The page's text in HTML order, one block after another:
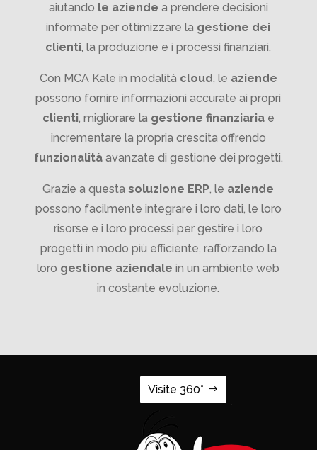
aiutando le aziende a prendere decisioni
informate per ottimizzare la gestione dei
clienti, la produzione e i processi finanziari.
Con MCA Kale in modalità cloud, le aziende
possono fornire informazioni accurate ai propri
clienti, migliorare la gestione finanziariae
incrementare la propria crescita offrendo
funzionalitàavanzate di gestione dei progetti.
Grazie a questasoluzione ERP, le aziende
possono facilmente integrare i loro dati, le loro
risorse e i loro processi per gestire i loro
progetti in modo più efficiente, rafforzando la
loro gestione aziendale in un ambiente web
in costante evoluzione.
Visite 360°